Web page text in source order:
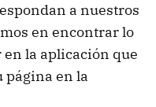
a nuestros
en encontrar lo
en la aplicación que
página en la